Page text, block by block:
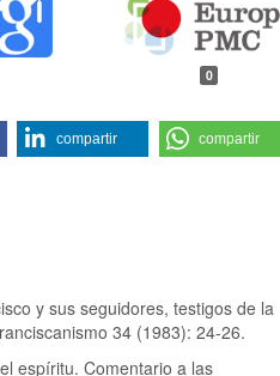
0
compartir compartir
y sus seguidores, testigos de la
34 (1983): 24-26.
espíritu. Comentario a las